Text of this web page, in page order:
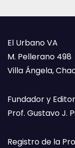
El Urbano VA
M. Pellerano 498
Villa Ángela,
Fundador y Editor
Prof. Gustavo J.
Registro de la